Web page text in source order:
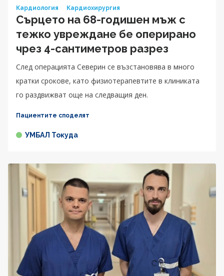
Кардиология Кардиохирургия
Сърцето на 68-годишен мъж с
тежко увреждане бе оперирано
чрез 4-сантиметров разрез
След операцията Северин се възстановява в много
кратки срокове, като физиотерапевтите в клиниката
го раздвижват още на следващия ден.
Пациентите споделят
УМБАЛ Токуда